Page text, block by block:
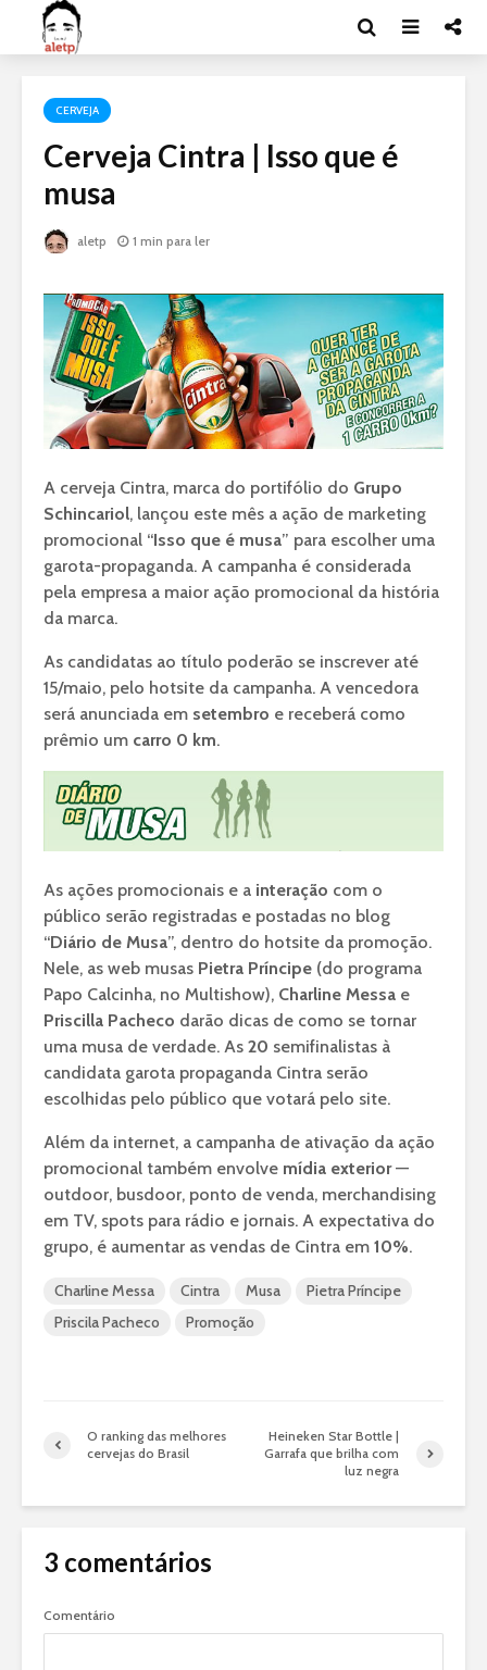
CERVEJA
Cerveja Cintra | Isso que é
musa
aletp 1 min para ler
A cerveja Cintra, marca do portifólio do Grupo
Schincariol, lançou este mês a ação de marketing
promocional “Isso que é musa” para escolher uma
garota-propaganda. A campanha é considerada
pela empresa a maior ação promocional da história
da marca.
As candidatas ao título poderão se inscrever até
15/maio, pelo hotsite da campanha. A vencedora
será anunciada em setembro e receberá como
prêmio um carro 0 km.
As ações promocionais e a interação com o
público serão registradas e postadas no blog
“Diário de Musa”, dentro do hotsite da promoção.
Nele, as web musas Pietra Príncipe (do programa
Papo Calcinha, no Multishow), Charline Messa e
Priscilla Pacheco darão dicas de como se tornar
uma musa de verdade. As 20 semifinalistas à
candidata garota propaganda Cintra serão
escolhidas pelo público que votará pelo site.
Além da internet, a campanha de ativação da ação
promocional também envolve mídia exterior—
outdoor, busdoor, ponto de venda, merchandising
em TV, spots para rádio e jornais. A expectativa do
grupo, é aumentar as vendas de Cintra em 10%.
Charline Messa Cintra Musa
Pietra Príncipe
Priscila Pacheco
Promoção
O ranking das melhores
cervejas do Brasil
Heineken Star Bottle |
Garrafa que brilha com
luz negra
3 comentários
Comentário